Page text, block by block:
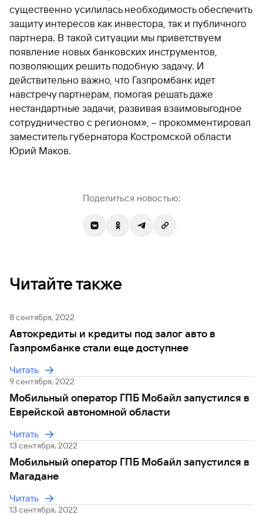
Быстрый
поиск
по
сайту
Вклады
Вклады
существенно усилилась необходимость обеспечить
защиту интересов как инвестора, так и публичного
партнера. В такой ситуации мы приветствуем
появление новых банковских инструментов,
позволяющих решить подобную задачу. И
действительно важно, что Газпромбанк идет
навстречу партнерам, помогая решать даже
нестандартные задачи, развивая взаимовыгодное
сотрудничество с регионом», – прокомментировал
заместитель губернатора Костромской области
Юрий Маков.
Поделиться новостью:
Читайте также
8 сентября, 2022
Автокредиты и кредиты под залог авто в
Газпромбанке стали еще доступнее
Читать
9 сентября, 2022
Мобильный оператор ГПБ Мобайл запустился в
Еврейской автономной области
Читать
13 сентября, 2022
Мобильный оператор ГПБ Мобайл запустился в
Магадане
Читать
13 сентября, 2022